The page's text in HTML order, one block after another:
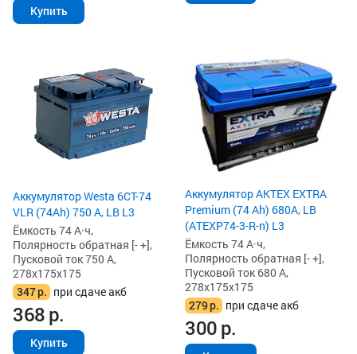
Купить
Аккумулятор Westa 6СТ-74
VLR (74Ah) 750 А, LB L3
Ёмкость 74 А·ч,
Полярность обратная [- +],
Пусковой ток 750 А,
278x175x175
347р. при сдаче акб
368р.
Купить
Аккумулятор AKTEX EXTRA
Premium (74 Ah) 680A, LB
(ATEXP74-3-R-n) L3
Ёмкость 74 А·ч,
Полярность обратная [- +],
Пусковой ток 680 А,
278x175x175
279р. при сдаче акб
300р.